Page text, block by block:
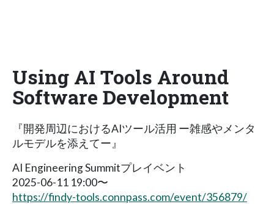
Using AI Tools Around
Software Development
『開発周辺におけるAIツール活用 ー雑感やメンタ
ルモデルを添えてー』
AI Engineering Summitプレイベント
2025-06-11 19:00〜
https://findy-tools.connpass.com/event/356879/